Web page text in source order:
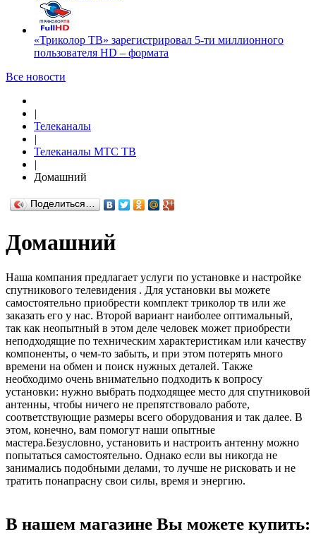
«Триколор ТВ» зарегистрировал 5-ти миллионного
пользователя HD – формата
Все новости
|
Телеканалы
|
Телеканалы МТС ТВ
|
Домашний
Поделиться…
Домашний
Наша компания предлагает услуги по установке и настройке
спутникового телевидения . Для установки вы можете
самостоятельно приобрести комплект триколор тв или же
заказать его у нас. Второй вариант наиболее оптимальный,
так как неопытный в этом деле человек может приобрести
неподходящие по техническим характеристикам или качеству
компоненты, о чем-то забыть, и при этом потерять много
времени на обмен и поиск нужных деталей. Также
необходимо очень внимательно подходить к вопросу
установки: нужно выбрать подходящее место для спутниковой
антенны, чтобы ничего не препятствовало работе,
соответствующие размеры всего оборудования и так далее. В
этом, конечно, вам помогут наши опытные
мастера.Безусловно, установить и настроить антенну можно
попытаться самостоятельно. Однако если вы никогда не
занимались подобными делами, то лучше не рисковать и не
тратить понапрасну свои силы, время и энергию.
В нашем магазине Вы можете купить: